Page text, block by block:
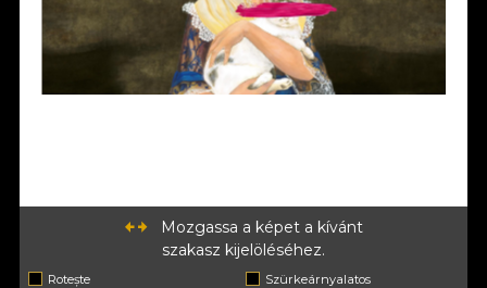
Mozgassa a képet a kívánt
szakasz kijelöléséhez.
Rotește
Szürkeárnyalatos